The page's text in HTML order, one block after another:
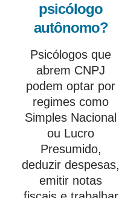
psicólogo
autônomo?
Psicólogos que
abrem CNPJ
podem optar por
regimes como
Simples Nacional
ou Lucro
Presumido,
deduzir despesas,
emitir notas